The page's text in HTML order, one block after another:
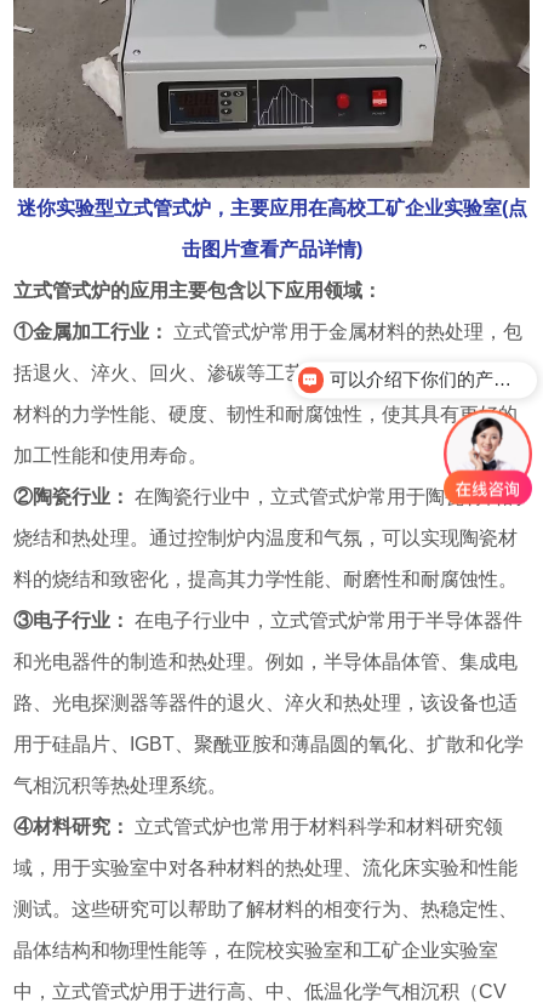
迷你实验型立式管式炉，主要应用在高校工矿企业实验室(点
击图片查看产品详情)
立式管式炉的应用主要包含以下应用领域：
①金属加工行业：
立式管式炉常用于金属材料的热处理，包
括退火、淬火、回火、渗碳等工艺。这些工艺能够改善金属
材料的力学性能、硬度、韧性和耐腐蚀性，使其具有更好的
加工性能和使用寿命。
②陶瓷行业： 在陶瓷行业中，立式管式炉常用于陶瓷材料的
烧结和热处理。通过控制炉内温度和气氛，可以实现陶瓷材
料的烧结和致密化，提高其力学性能、耐磨性和耐腐蚀性。
③电子行业： 在电子行业中，立式管式炉常用于半导体器件
和光电器件的制造和热处理。例如，半导体晶体管、集成电
路、光电探测器等器件的退火、淬火和热处理，该设备也适
用于硅晶片、IGBT、聚酰亚胺和薄晶圆的氧化、扩散和化学
气相沉积等热处理系统。
④材料研究：
立式管式炉也常用于材料科学和材料研究领
域，用于实验室中对各种材料的热处理、流化床实验和性能
测试。这些研究可以帮助了解材料的相变行为、热稳定性、
晶体结构和物理性能等，在院校实验室和工矿企业实验室
中，立式管式炉用于进行高、中、低温化学气相沉积（CV
可以介绍下你们的产品么？